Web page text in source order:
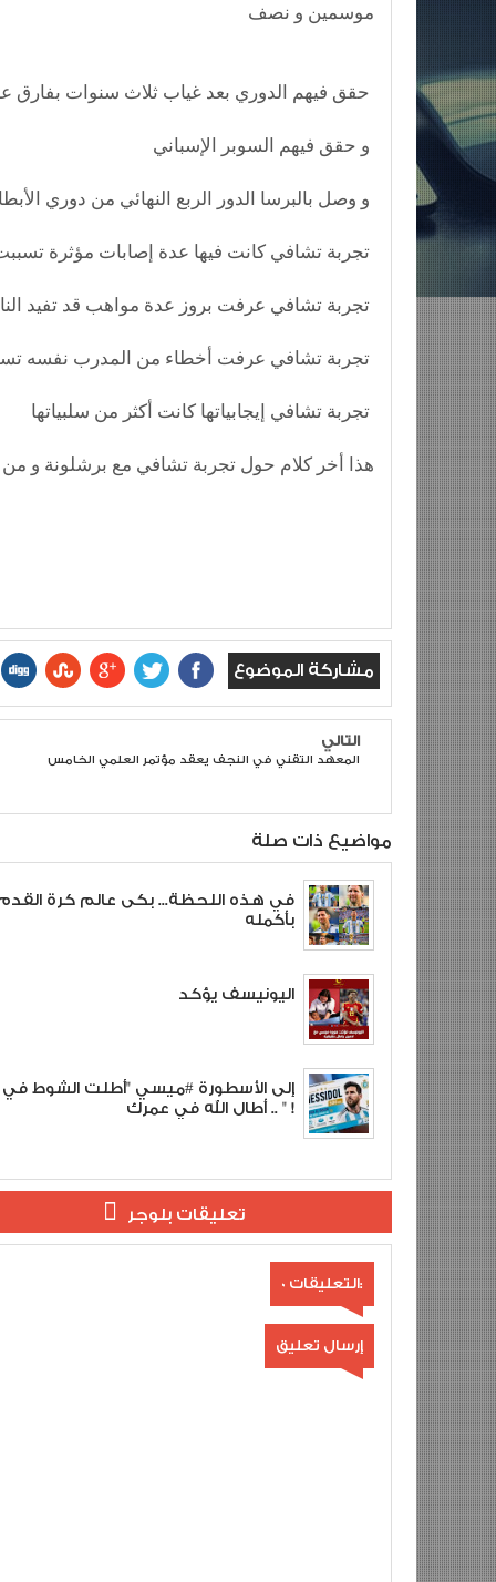
موسمين و نصف
هذا أخر كلام حول تجربة تشافي مع برشلونة و
مشاركة الموضوع
التالي
المعهد التقني في النجف يعقد مؤتمر العلمي الخامس
مواضيع ذات صلة
في هذه اللحظة... بكى عالم كرة
بأكمله
اليونيسف يؤكد
إلى الأسطورة #ميسي "أطلت الشوط
.. أطال الله في عمرك " !
تعليقات بلوجر
0 التعليقات:
إرسال تعليق